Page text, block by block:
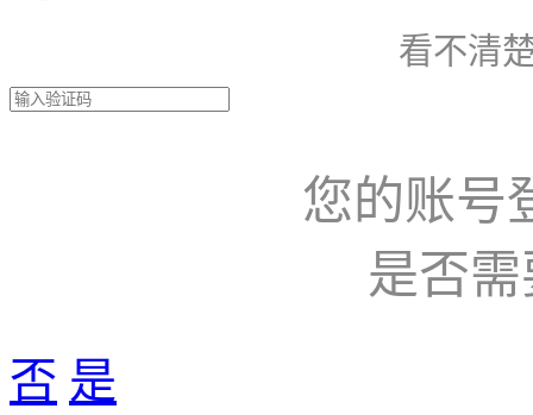
看不清
您的账号
是否
否 是